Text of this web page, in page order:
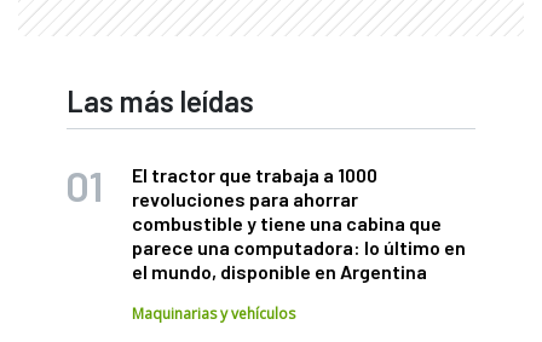
Las más leídas
El tractor que trabaja a 1000
revoluciones para ahorrar
combustible y tiene una cabina que
parece una computadora: lo último en
el mundo, disponible en Argentina
Maquinarias y vehículos